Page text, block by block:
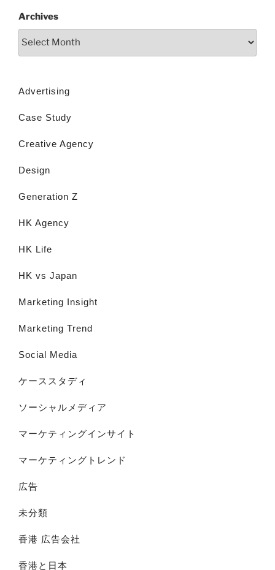
Archives
Advertising
Case Study
Creative Agency
Design
Generation Z
HK Agency
HK Life
HK vs Japan
Marketing Insight
Marketing Trend
Social Media
ケーススタディ
ソーシャルメディア
マーケティングインサイト
マーケティングトレンド
広告
未分類
香港 広告会社
香港と日本